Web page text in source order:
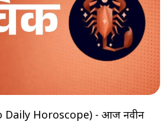
Daily Horoscope) - आज नवीन